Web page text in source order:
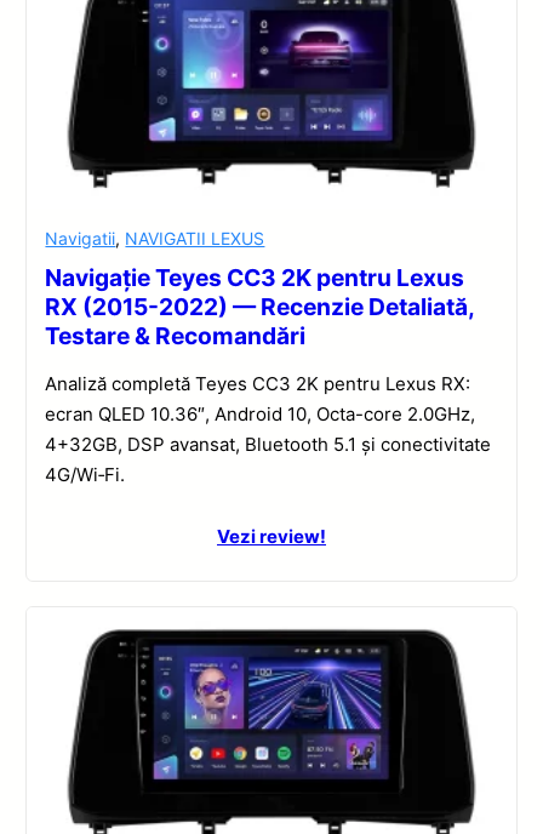
Navigatii, NAVIGATII LEXUS
Navigație Teyes CC3 2K pentru Lexus
RX (2015-2022) — Recenzie Detaliată,
Testare & Recomandări
Analiză completă Teyes CC3 2K pentru Lexus RX:
ecran QLED 10.36″, Android 10, Octa-core 2.0GHz,
4+32GB, DSP avansat, Bluetooth 5.1 și conectivitate
4G/Wi‑Fi.
Vezi review!